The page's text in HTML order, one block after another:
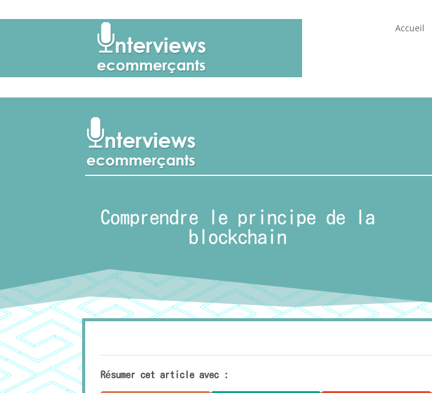
Accueil
Comprendre le principe de la
blockchain
Résumer cet article avec :